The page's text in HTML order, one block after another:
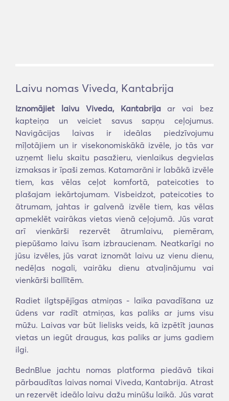
Laivu nomas Viveda, Kantabrija
Iznomājiet laivu Viveda, Kantabrijaar vai bez
kapteiņa un veiciet savus sapņu ceļojumus.
Navigācijas laivas ir ideālas piedzīvojumu
mīļotājiem un ir visekonomiskākā izvēle, jo tās var
uzņemt lielu skaitu pasažieru, vienlaikus degvielas
izmaksas ir īpaši zemas. Katamarāni ir labākā izvēle
tiem, kas vēlas ceļot komfortā, pateicoties to
plašajam iekārtojumam. Visbeidzot, pateicoties to
ātrumam, jahtas ir galvenā izvēle tiem, kas vēlas
apmeklēt vairākas vietas vienā ceļojumā. Jūs varat
arī vienkārši rezervēt ātrumlaivu, piemēram,
piepūšamo laivu īsam izbraucienam. Neatkarīgi no
jūsu izvēles, jūs varat iznomāt laivu uz vienu dienu,
nedēļas nogali, vairāku dienu atvaļinājumu vai
vienkārši ballītēm.
Radiet ilgtspējīgas atmiņas - laika pavadīšana uz
ūdens var radīt atmiņas, kas paliks ar jums visu
mūžu. Laivas var būt lielisks veids, kā izpētīt jaunas
vietas un iegūt draugus, kas paliks ar jums gadiem
ilgi.
BednBlue jachtu nomas platforma piedāvā tikai
pārbaudītas laivas nomai Viveda, Kantabrija. Atrast
un rezervēt ideālo laivu dažu minūšu laikā. Jūs varat